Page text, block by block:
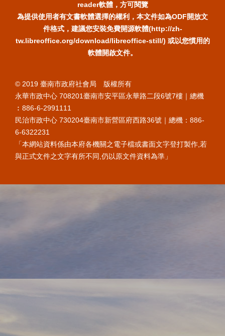
reader軟體，方可閱覽
為提供使用者有文書軟體選擇的權利，本文件如為ODF開放文
件格式，建議您安裝免費開源軟體(http://zh-
tw.libreoffice.org/download/libreoffice-still/) 或以您慣用的
軟體開啟文件。
© 2019 臺南市政府社會局 版權所有
永華市政中心 708201臺南市安平區永華路二段6號7樓｜總機
︰886-6-2991111
民治市政中心 730204臺南市新營區府西路36號｜總機：886-
6-6322231
「本網站資料係由本府各機關之電子檔或書面文字登打製作,若
與正式文件之文字有所不同,仍以原文件資料為準」